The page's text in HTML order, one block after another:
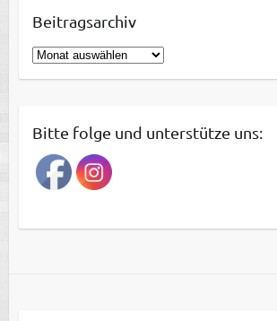
Beitragsarchiv
B
e
r
a
g
a
Bitte folge und unterstütze uns: